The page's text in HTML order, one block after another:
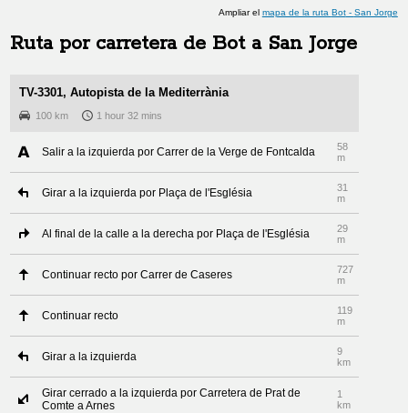
Ampliar el mapa de la ruta Bot- San Jorge
Ruta por carretera de Bota San Jorge
TV-3301, Autopista de la Mediterrània
100 km 1 hour 32 mins
Salir a la izquierda por Carrer de la Verge de Fontcalda
58
m
Girar a la izquierda por Plaça de l'Església
31
m
Al final de la calle a la derecha por Plaça de l'Església
29
m
Continuar recto por Carrer de Caseres
727
m
Continuar recto
119
m
Girar a la izquierda
9
km
Girar cerrado a la izquierda por Carretera de Prat de
Comte a Arnes
1
km